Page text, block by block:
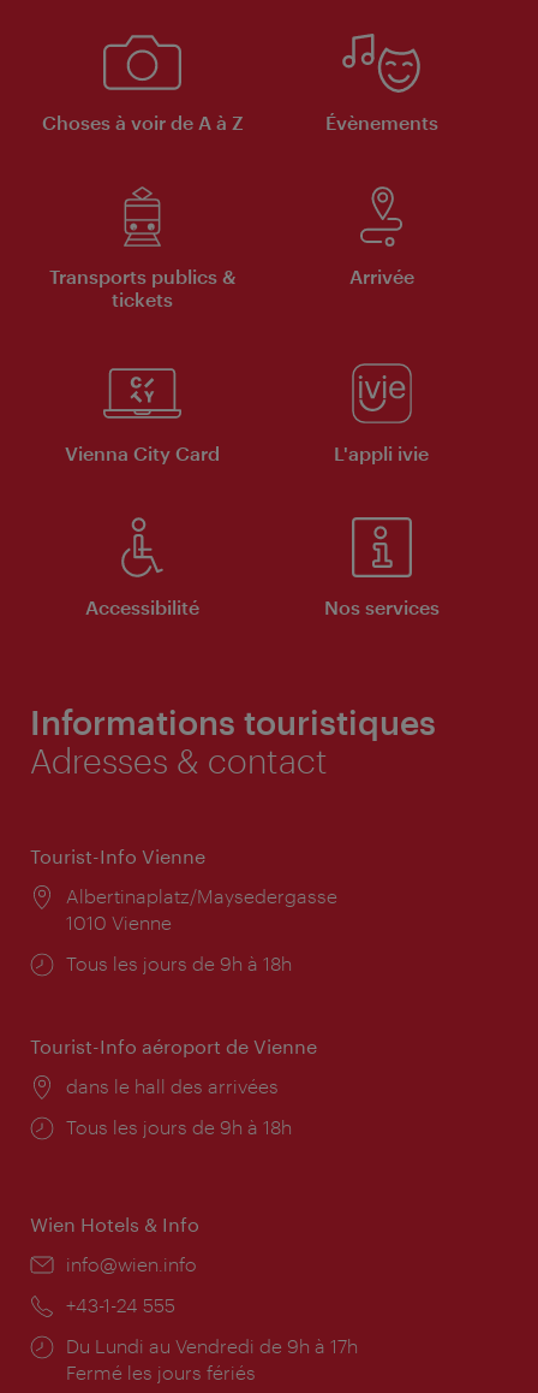
Choses à voir de A à Z Évènements
Transports publics &
tickets
Arrivée
Vienna City Card L'appli ivie
Accessibilité Nos services
Informations touristiques
Adresses & contact
Tourist-Info Vienne
Lieu:
Albertinaplatz/Maysedergasse
1010 Vienne
Horaires
Tous les jours de 9h à 18h
Tourist-Info aéroport de Vienne
Lieu:
dans le hall des arrivées
Horaires
Tous les jours de 9h à 18h
Wien Hotels & Info
E-
info@wien.info
Téléphone:
+43-1-24 555
Horaires
d'ouverture:
Du Lundi au Vendredi de 9h à 17h
Fermé les jours fériés